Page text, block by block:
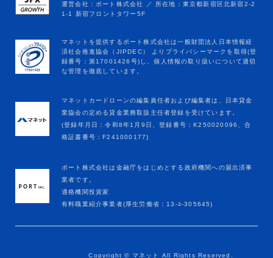
マネットカードローンの編集責任者および編集者は、日本貸金
業協会の定める貸金業務取扱主任者登録を受けています。
(登録年月日：令和8年1月9日、登録番号：K250020096、合
格証書番号：F241000177)
ポート株式会社は金融庁をはじめとする政府機関への届出済事
業者です。
適格機関投資家
有料職業紹介事業者(厚生労働省：13-ﾕ-305645)